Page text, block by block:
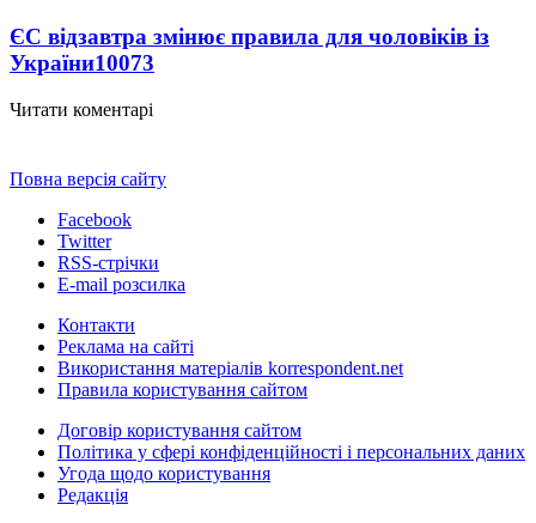
ЄС відзавтра змінює правила для чоловіків із
України10073
Читати коментарі
Повна версія сайту
Facebook
Twitter
RSS-стрічки
E-mail розсилка
Контакти
Реклама на сайті
Використання матеріалів korrespondent.net
Правила користування сайтом
Договір користування сайтом
Політика у сфері конфіденційності і персональних даних
Угода щодо користування
Редакція